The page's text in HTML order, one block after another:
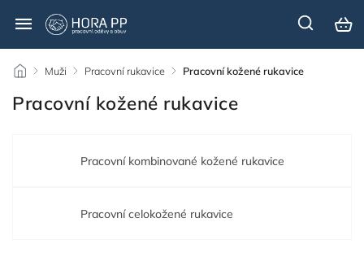
/ Muži / Pracovní rukavice / Pracovní kožené rukavice
Pracovní kožené rukavice
Pracovní kombinované kožené rukavice
Pracovní celokožené rukavice